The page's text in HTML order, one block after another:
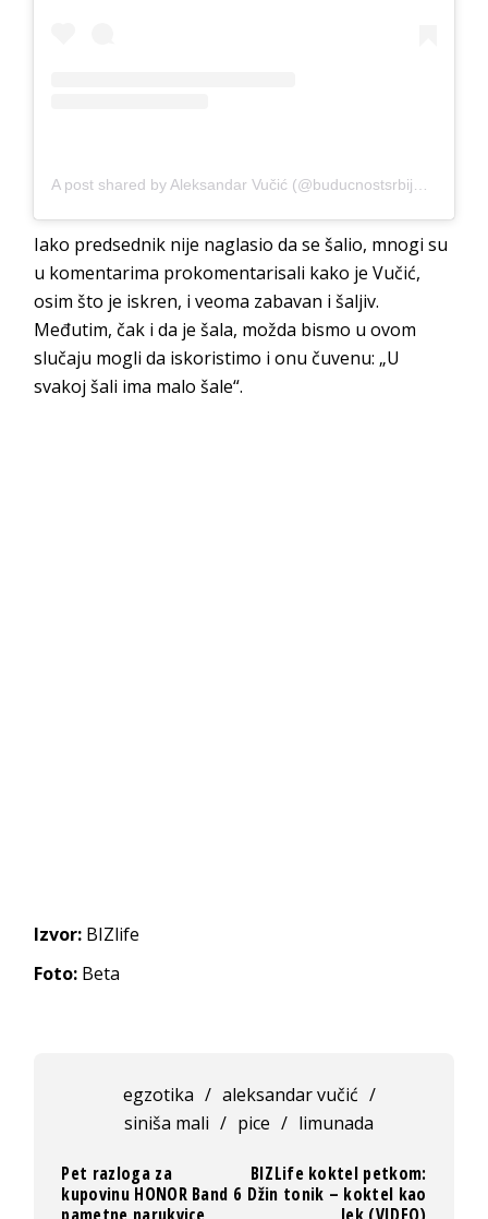
Iako predsednik nije naglasio da se šalio, mnogi su
u komentarima prokomentarisali kako je Vučić,
osim što je iskren, i veoma zabavan i šaljiv.
Međutim, čak i da je šala, možda bismo u ovom
slučaju mogli da iskoristimo i onu čuvenu: „U
svakoj šali ima malo šale“.
Izvor: BIZlife
Foto: Beta
egzotika / aleksandar vučić /
siniša mali / pice / limunada
Pet razloga za
kupovinu HONOR Band 6
BIZLife koktel petkom:
Džin tonik – koktel kao